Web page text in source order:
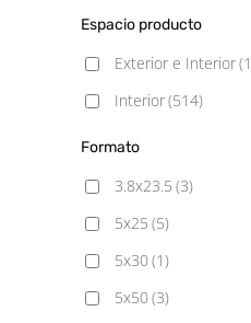
Blancos (31)
Cemento
(94)
Decorado (22)
Espacio producto
Exterior e Interior
Interior(514)
Formato
3.8x23.5 (3)
5x25 (5)
5x30 (1)
5x50 (3)